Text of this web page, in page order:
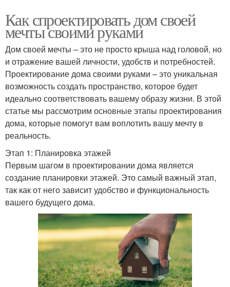
Как спроектировать дом своей
мечты своими руками
Дом своей мечты – это не просто крыша над головой, но
и отражение вашей личности, удобств и потребностей.
Проектирование дома своими руками – это уникальная
возможность создать пространство, которое будет
идеально соответствовать вашему образу жизни. В этой
статье мы рассмотрим основные этапы проектирования
дома, которые помогут вам воплотить вашу мечту в
реальность.
Этап 1: Планировка этажей
Первым шагом в проектировании дома является
создание планировки этажей. Это самый важный этап,
так как от него зависит удобство и функциональность
вашего будущего дома.